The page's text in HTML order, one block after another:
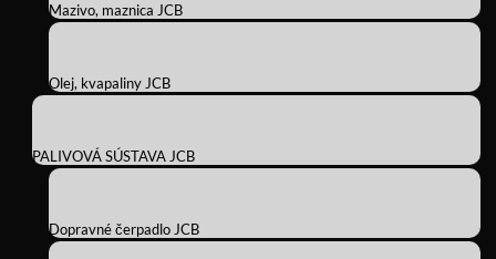
Mazivo, maznica JCB
Olej, kvapaliny JCB
PALIVOVÁ SÚSTAVA JCB
Dopravné čerpadlo JCB